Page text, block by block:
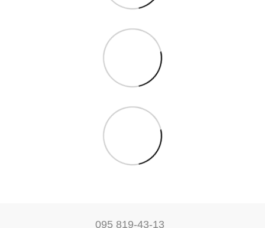
095 819-43-13